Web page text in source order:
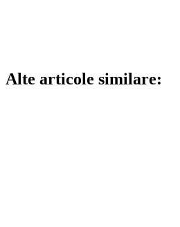
Alte articole similare: